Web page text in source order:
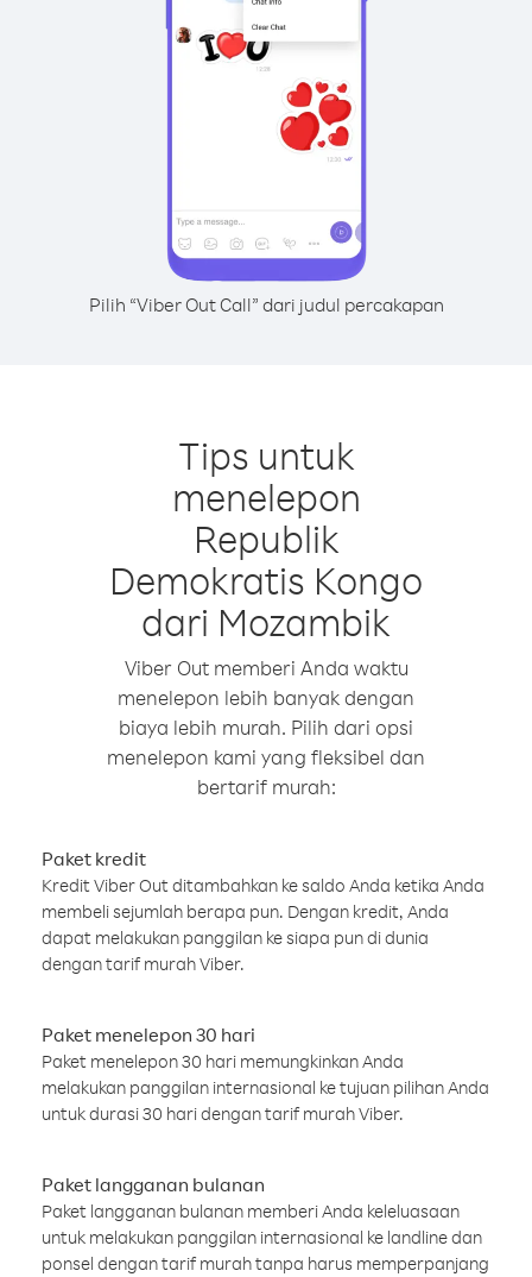
Pilih “Viber Out Call” dari judul percakapan
Tips untuk
menelepon
Republik
Demokratis Kongo
dari Mozambik
Viber Out memberi Anda waktu
menelepon lebih banyak dengan
biaya lebih murah. Pilih dari opsi
menelepon kami yang fleksibel dan
bertarif murah:
Paket kredit
Kredit Viber Out ditambahkan ke saldo Anda ketika Anda
membeli sejumlah berapa pun. Dengan kredit, Anda
dapat melakukan panggilan ke siapa pun di dunia
dengan tarif murah Viber.
Paket menelepon 30 hari
Paket menelepon 30 hari memungkinkan Anda
melakukan panggilan internasional ke tujuan pilihan Anda
untuk durasi 30 hari dengan tarif murah Viber.
Paket langganan bulanan
Paket langganan bulanan memberi Anda keleluasaan
untuk melakukan panggilan internasional ke landline dan
ponsel dengan tarif murah tanpa harus memperpanjang